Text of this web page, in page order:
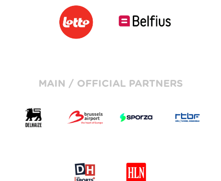
MAIN / OFFICIAL PARTNERS